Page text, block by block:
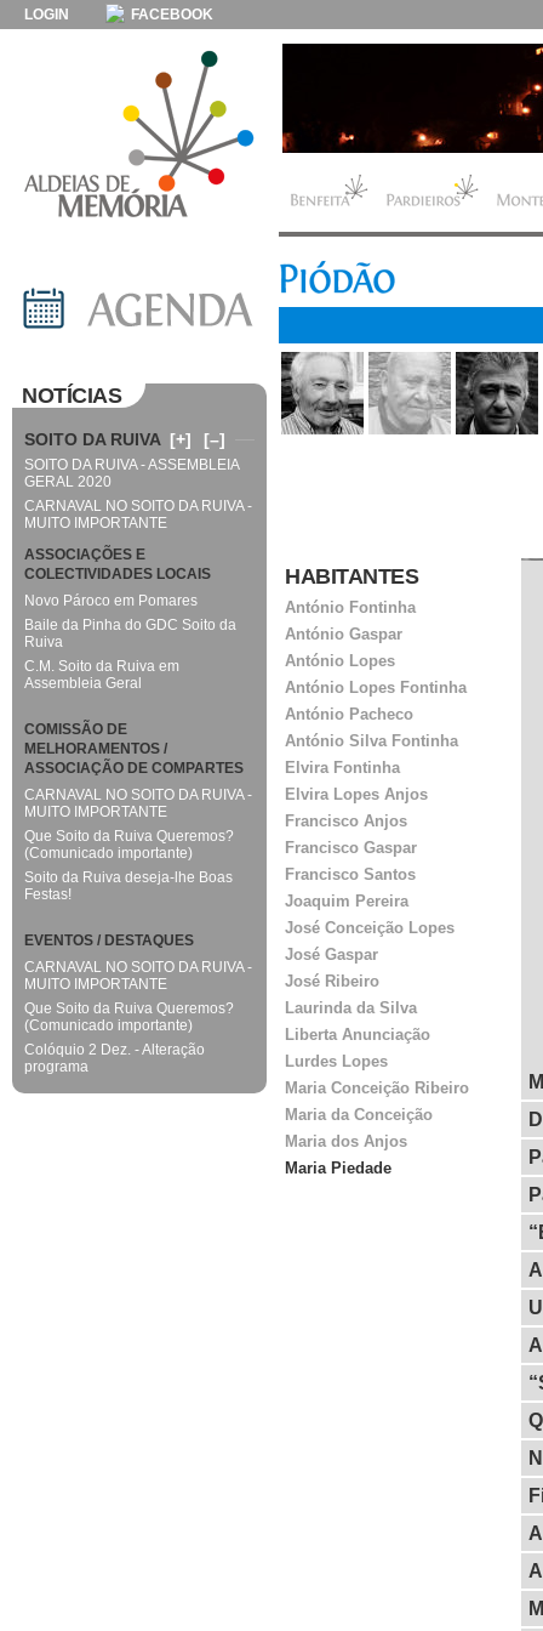
LOGIN FACEBOOK
HABITANTES
António Fontinha
António Gaspar
António Lopes
António Lopes Fontinha
António Pacheco
António Silva Fontinha
Elvira Fontinha
Elvira Lopes Anjos
Francisco Anjos
Francisco Gaspar
Francisco Santos
Joaquim Pereira
José Conceição Lopes
José Gaspar
José Ribeiro
Laurinda da Silva
Liberta Anunciação
Lurdes Lopes
Maria Conceição Ribeiro
Maria da Conceição
Maria dos Anjos
Maria Piedade
NOTÍCIAS
SOITO DA RUIVA [+] [–]
SOITO DA RUIVA - ASSEMBLEIA
GERAL 2020
CARNAVAL NO SOITO DA RUIVA -
MUITO IMPORTANTE
ASSOCIAÇÕES E
COLECTIVIDADES LOCAIS
Novo Pároco em Pomares
Baile da Pinha do GDC Soito da
Ruiva
C.M. Soito da Ruiva em
Assembleia Geral
COMISSÃO DE
MELHORAMENTOS /
ASSOCIAÇÃO DE COMPARTES
CARNAVAL NO SOITO DA RUIVA -
MUITO IMPORTANTE
Que Soito da Ruiva Queremos?
(Comunicado importante)
Soito da Ruiva deseja-lhe Boas
Festas!
EVENTOS / DESTAQUES
CARNAVAL NO SOITO DA RUIVA -
MUITO IMPORTANTE
Que Soito da Ruiva Queremos?
(Comunicado importante)
Colóquio 2 Dez. - Alteração
programa